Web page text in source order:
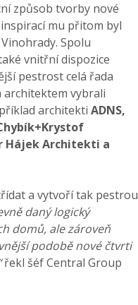
způsob tvorby nové
mu přitom byl
Spolu
vnitřní dispozice
pestrost celá řada
architektem vybrali
architekti ADNS,
Hájek Architekti a
a vytvoří tak pestrou
daný logický
domů, ale zároveň
podobě nové čtvrti
řekl šéf Central Group